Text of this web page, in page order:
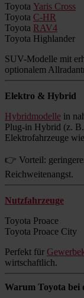
Toyota Yaris Cross
Toyota C-HR
Toyota RAV4
Toyota Highlander
SUV-Modelle mit
optionalem
Elektro & Hybrid
Hybridmodelle in
Plug-in Hybrid (z.
Elektrofahrzeuge
👉 Vorteil:
Reichweitenangst.
Nutzfahrzeuge
Toyota Proace
Toyota Proace City
Perfekt für
wirtschaftlich.
Warum Toyota